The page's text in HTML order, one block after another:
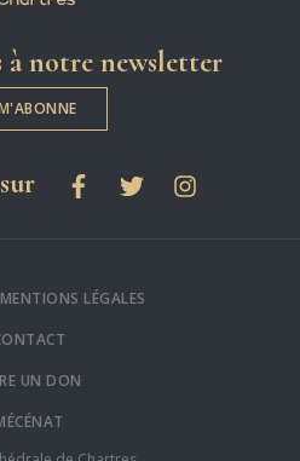
à notre newsletter
les réseaux sociaux
FacebookTwitterInstagram
LÉGALES
UN DON